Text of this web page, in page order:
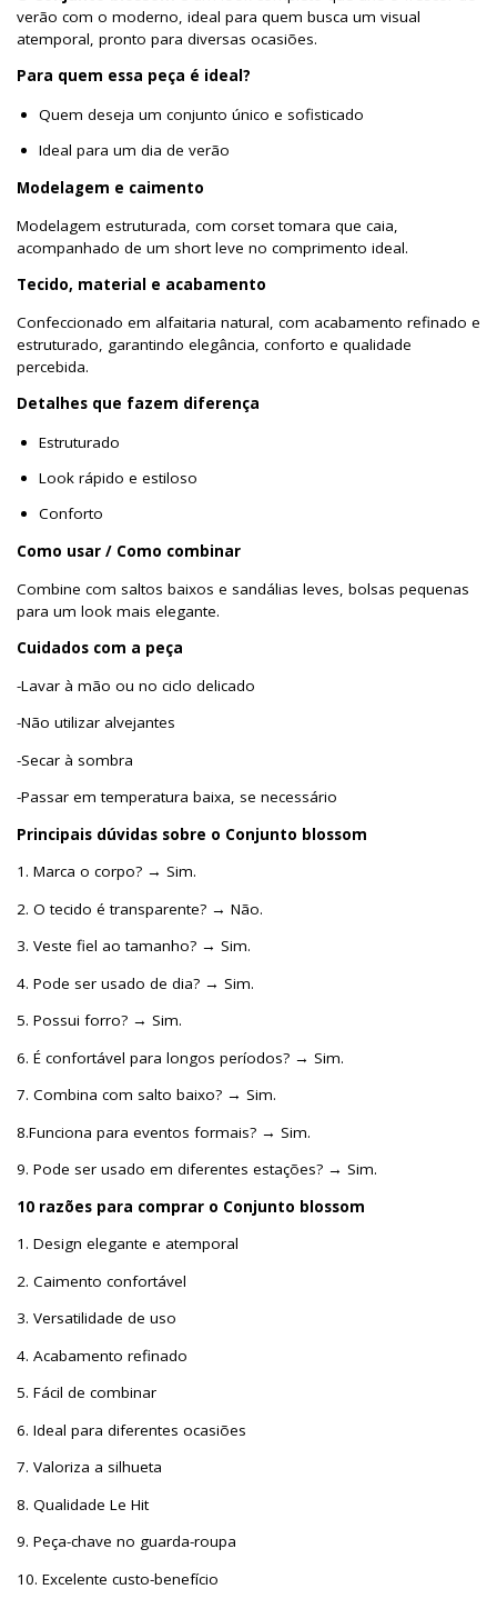
verão com o moderno, ideal para quem busca um visual
atemporal, pronto para diversas ocasiões.
Para quem essa peça é ideal?
Quem deseja um conjunto único e sofisticado
Ideal para um dia de verão
Modelagem e caimento
Modelagem estruturada, com corset tomara que caia,
acompanhado de um short leve no comprimento ideal.
Tecido, material e acabamento
Confeccionado em alfaitaria natural, com acabamento refinado e
estruturado, garantindo elegância, conforto e qualidade
percebida.
Detalhes que fazem diferença
Estruturado
Look rápido e estiloso
Conforto
Como usar / Como combinar
Combine com saltos baixos e sandálias leves, bolsas pequenas
para um look mais elegante.
Cuidados com a peça
-Lavar à mão ou no ciclo delicado
-Não utilizar alvejantes
-Secar à sombra
-Passar em temperatura baixa, se necessário
Principais dúvidas sobre o Conjunto blossom
1. Marca o corpo? → Sim.
2. O tecido é transparente? → Não.
3. Veste fiel ao tamanho? → Sim.
4. Pode ser usado de dia? → Sim.
5. Possui forro? → Sim.
6. É confortável para longos períodos? → Sim.
7. Combina com salto baixo? → Sim.
8.Funciona para eventos formais? → Sim.
9. Pode ser usado em diferentes estações? → Sim.
10 razões para comprar o Conjunto blossom
1. Design elegante e atemporal
2. Caimento confortável
3. Versatilidade de uso
4. Acabamento refinado
5. Fácil de combinar
6. Ideal para diferentes ocasiões
7. Valoriza a silhueta
8. Qualidade Le Hit
9. Peça-chave no guarda-roupa
10. Excelente custo-benefício